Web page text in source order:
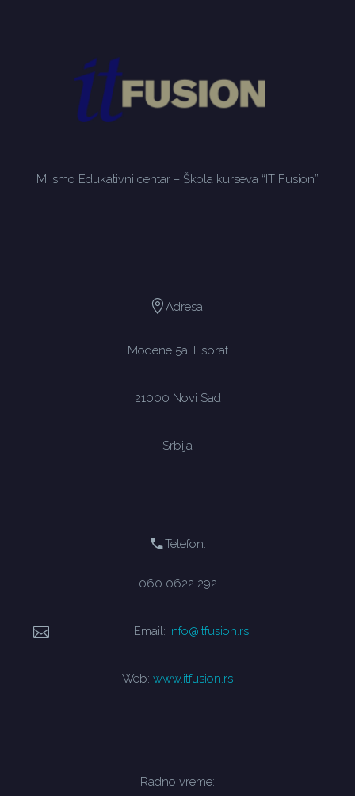
Mi smo Edukativni centar – Škola kurseva “IT Fusion”
Adresa:
Modene 5a, II sprat
21000 Novi Sad
Srbija
Telefon:
060 0622 292
Email: info@itfusion.rs
Web: www.itfusion.rs
Radno vreme: